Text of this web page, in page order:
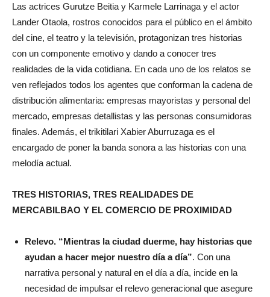
Las actrices Gurutze Beitia y Karmele Larrinaga y el actor
Lander Otaola, rostros conocidos para el público en el ámbito
del cine, el teatro y la televisión, protagonizan tres historias
con un componente emotivo y dando a conocer tres
realidades de la vida cotidiana. En cada uno de los relatos se
ven reflejados todos los agentes que conforman la cadena de
distribución alimentaria: empresas mayoristas y personal del
mercado, empresas detallistas y las personas consumidoras
finales. Además, el trikitilari Xabier Aburruzaga es el
encargado de poner la banda sonora a las historias con una
melodía actual.
TRES HISTORIAS, TRES REALIDADES DE
MERCABILBAO Y EL COMERCIO DE PROXIMIDAD
Relevo. “Mientras la ciudad duerme, hay historias que
ayudan a hacer mejor nuestro día a día”. Con una
narrativa personal y natural en el día a día, incide en la
necesidad de impulsar el relevo generacional que asegure